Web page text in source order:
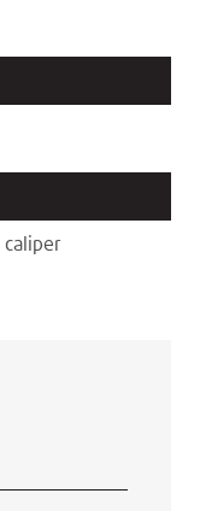
caliper